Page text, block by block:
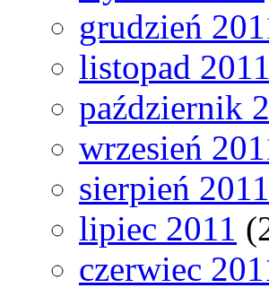
grudzień
listopad 2011
październik
wrzesień
sierpień 2011
lipiec 2011
czerwiec